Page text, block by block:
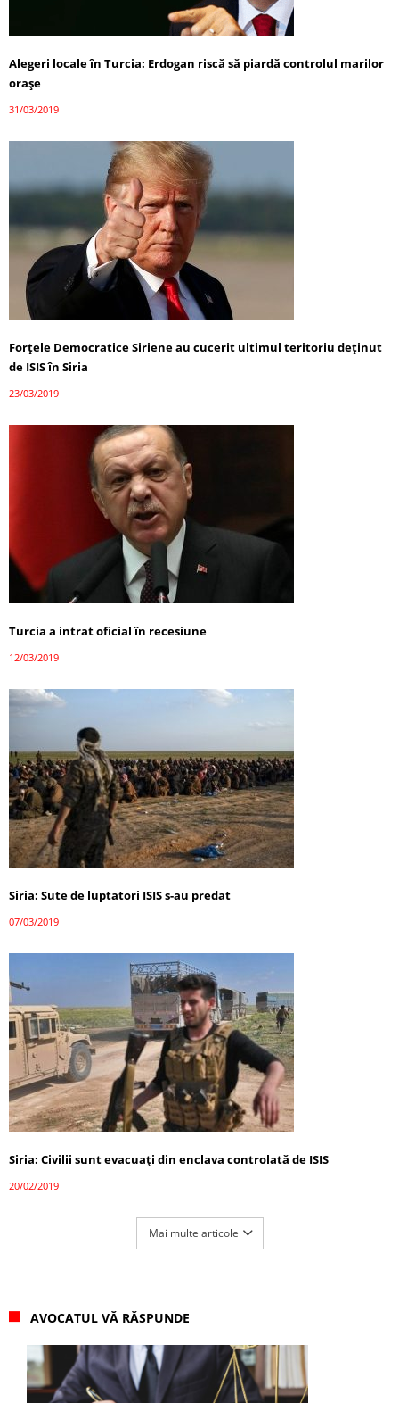
Alegeri locale în Turcia: Erdogan riscă să piardă controlul marilor
oraşe
31/03/2019
Forţele Democratice Siriene au cucerit ultimul teritoriu deţinut
de ISIS în Siria
23/03/2019
Turcia a intrat oficial în recesiune
12/03/2019
Siria: Sute de luptatori ISIS s-au predat
07/03/2019
Siria: Civilii sunt evacuați din enclava controlată de ISIS
20/02/2019
Mai multe articole
AVOCATUL VĂ RĂSPUNDE